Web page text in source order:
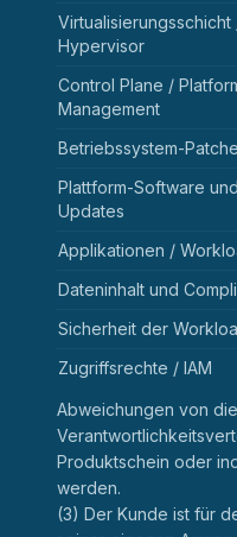
Virtualisierungsschicht
Hypervisor
Control Plane /
Management
Betriebssystem-
Plattform-Software
Updates
Applikationen /
Dateninhalt und
Sicherheit der
Zugriffsrechte / IAM
Abweichungen von
Produktschein oder
werden.
(3) Der Kunde ist für